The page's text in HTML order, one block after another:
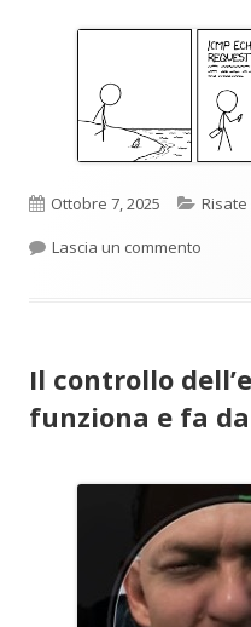
Pubblicato
Ottobre 7, 2025 Risate
Lascia un commento
Il controllo
funziona e fa